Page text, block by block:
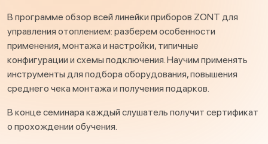
В программе обзор всей линейки приборов ZONT для
управления отоплением: разберем особенности
применения, монтажа и настройки, типичные
конфигурации и схемы подключения. Научим применять
инструменты для подбора оборудования, повышения
среднего чека монтажа и получения подарков.
В конце семинара каждый слушатель получит сертификат
о прохождении обучения.